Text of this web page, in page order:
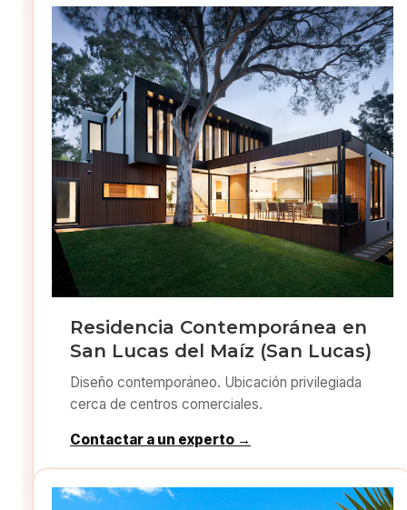
Residencia Contemporánea en
San Lucas del Maíz (San Lucas)
Diseño contemporáneo. Ubicación privilegiada
cerca de centros comerciales.
Contactar a un experto →